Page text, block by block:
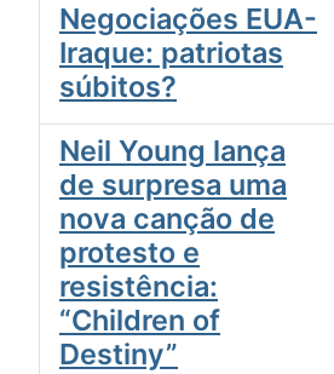
Negociações EUA-
Iraque: patriotas
súbitos?
Neil Young lança
de surpresa uma
nova canção de
protesto e
resistência:
“Children of
Destiny”